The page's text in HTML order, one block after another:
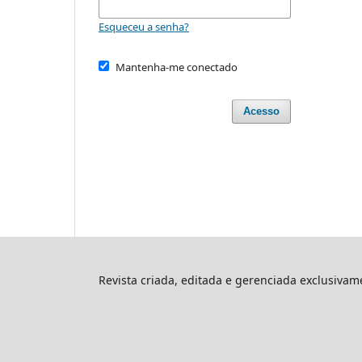
Esqueceu a senha?
Mantenha-me conectado
Acesso
Revista criada, editada e gerenciada